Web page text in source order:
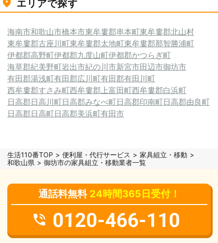
エリアで探す
海南市和歌山市橋本市東牟婁郡串本町東牟婁郡北山村
東牟婁郡古座川町東牟婁郡太地町東牟婁郡那智勝浦町
伊都郡高野町伊都郡九度山町伊都郡かつらぎ町
海草郡紀美野町岩出市紀の川市新宮市田辺市御坊市
有田郡湯浅町有田郡広川町有田郡有田川町
西牟婁郡すさみ町西牟婁郡上富田町西牟婁郡白浜町
日高郡日高川町日高郡みなべ町日高郡印南町日高郡由良町
日高郡日高町日高郡美浜町有田市
生活110番TOP 便利屋・代行サービス
家具組立・移動
和歌山県
御坊市の家具組立・移動業者一覧
通話料無料 24時間365日受付！
0120-466-110